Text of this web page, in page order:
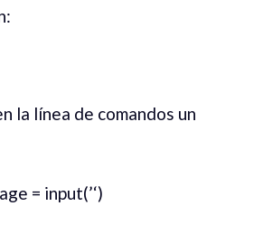
la línea de comandos un
= input(’‘)